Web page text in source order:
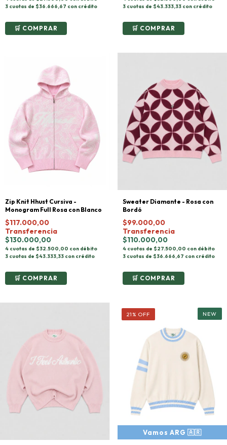
3 cuotas de $36.666,67 con crédito
COMPRAR
3 cuotas de $43.333,33 con crédito
COMPRAR
Zip Knit Hhust Cursiva -
Monogram Full Rosa con Blanco
$117.000,00
Transferencia
$130.000,00
4 cuotas de $32.500,00 con débito
3 cuotas de $43.333,33 con crédito
COMPRAR
Sweater Diamante - Rosa con
Bordó
$99.000,00
Transferencia
$110.000,00
4 cuotas de $27.500,00 con débito
3 cuotas de $36.666,67 con crédito
COMPRAR
21 % OFF